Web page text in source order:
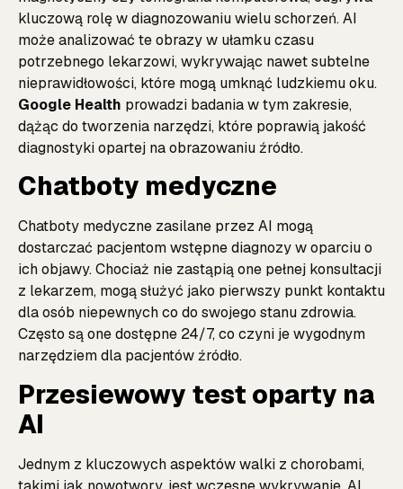
kluczową rolę w diagnozowaniu wielu schorzeń. AI
może analizować te obrazy w ułamku czasu
potrzebnego lekarzowi, wykrywając nawet subtelne
nieprawidłowości, które mogą umknąć ludzkiemu oku.
Google Health prowadzi badania w tym zakresie,
dążąc do tworzenia narzędzi, które poprawią jakość
diagnostyki opartej na obrazowaniuźródło.
Chatboty medyczne
Chatboty medyczne zasilane przez AI mogą
dostarczać pacjentom wstępne diagnozy w oparciu o
ich objawy. Chociaż nie zastąpią one pełnej konsultacji
z lekarzem, mogą służyć jako pierwszy punkt kontaktu
dla osób niepewnych co do swojego stanu zdrowia.
Często są one dostępne 24/7, co czyni je wygodnym
narzędziem dla pacjentówźródło.
Przesiewowy test oparty na
AI
Jednym z kluczowych aspektów walki z chorobami,